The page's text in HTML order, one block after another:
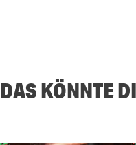
DAS KÖNNTE